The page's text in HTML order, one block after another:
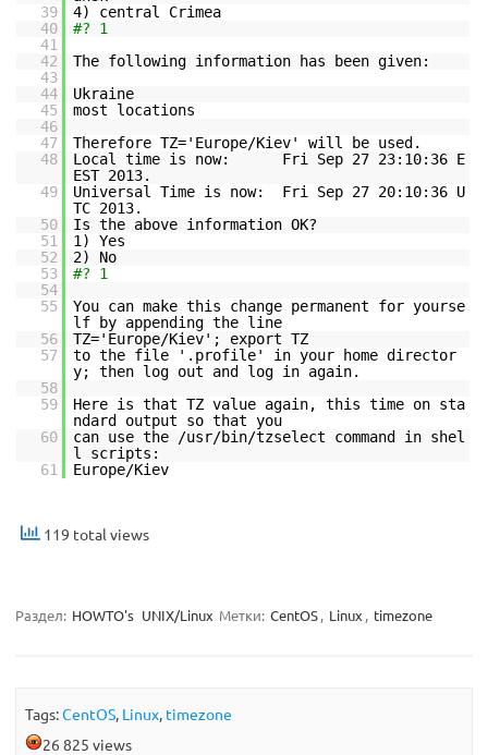
39
4) central Crimea
40
#? 1
41
42
The following information has been given:
43
44
Ukraine
45
most locations
46
47
Therefore TZ='Europe/Kiev' will be used.
48
Local time is now: Fri Sep 27 23:10:36 E
EST 2013.
49
Universal Time is now: Fri Sep 27 20:10:36 U
TC 2013.
50
Is the above information OK?
51
1) Yes
52
2) No
53
#? 1
54
55
You can make this change permanent for yourse
lf by appending the line
56
TZ='Europe/Kiev'; export TZ
57
to the file '.profile' in your home director
y; then log out and log in again.
58
59
Here is that TZ value again, this time on sta
ndard output so that you
60
can use the /usr/bin/tzselect command in shel
l scripts:
61
Europe/Kiev
119 total views
Раздел: HOWTO's UNIX/Linux Метки: CentOS, Linux , timezone
Tags:CentOS, Linux, timezone
26 825 views